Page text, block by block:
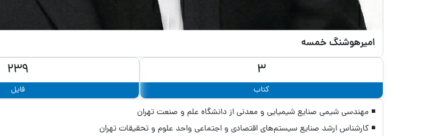
امیرهوشنگ خمسه
3
کتاب
239
فایل
◾ مهندسی شیمی صنایع شیمیایی و معدنی از دانشگاه علم و صنعت تهران
◾ کارشناس ارشد صنایع سیستم‌های اقتصادی و اجتماعی واحد علوم و تحقیقات تهران